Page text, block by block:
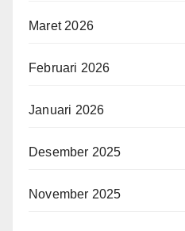
Maret 2026
Februari 2026
Januari 2026
Desember 2025
November 2025